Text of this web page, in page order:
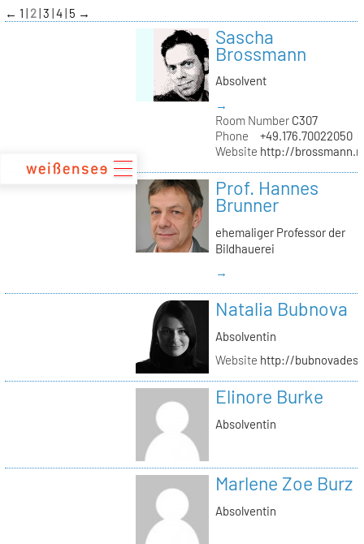
zum
Inhalt
← 1 2 3 4 5 →
Sascha
Brossmann
Absolvent
→
Room NumberC307
Phone
+49.176.70022050
Website http://
Prof. Hannes
Brunner
ehemaliger Professor der
Bildhauerei
→
Natalia Bubnova
Absolventin
Website http://
Elinore Burke
Absolventin
Marlene Zoe Burz
Absolventin